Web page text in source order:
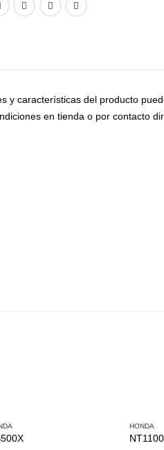
y características del producto
en tienda o por contacto
HONDA
NT1100